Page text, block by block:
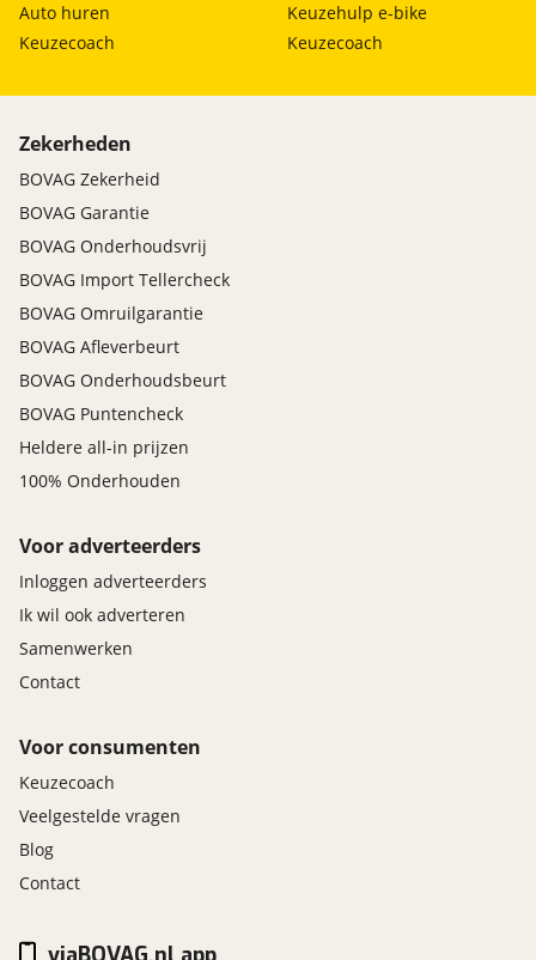
Auto huren
Keuzecoach
Keuzehulp e-bike
Keuzecoach
Zekerheden
BOVAG Zekerheid
BOVAG Garantie
BOVAG Onderhoudsvrij
BOVAG Import Tellercheck
BOVAG Omruilgarantie
BOVAG Afleverbeurt
BOVAG Onderhoudsbeurt
BOVAG Puntencheck
Heldere all-in prijzen
100% Onderhouden
Voor adverteerders
Inloggen adverteerders
Ik wil ook adverteren
Samenwerken
Contact
Voor consumenten
Keuzecoach
Veelgestelde vragen
Blog
Contact